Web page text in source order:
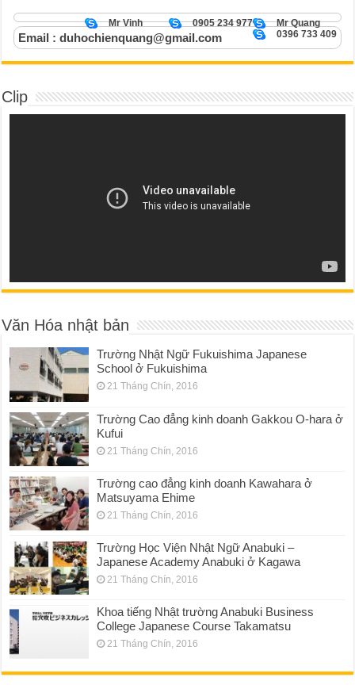
Mr Quang
0905 234 977
Mr Vinh
0396 733 409
Email : duhochienquang@gmail.com
Clip
Văn Hóa nhật bản
Trường Nhật Ngữ Fukuishima Japanese
School ở Fukuishima
21 Tháng Chín, 2016
Trường Cao đẳng kinh doanh Gakkou O-hara ở
Kufui
21 Tháng Chín, 2016
Trường cao đẳng kinh doanh Kawahara ở
Matsuyama Ehime
21 Tháng Chín, 2016
Trường Học Viện Nhật Ngữ Anabuki –
Japanese Academy Anabuki ở Kagawa
21 Tháng Chín, 2016
Khoa tiếng Nhật trường Anabuki Business
College Japanese Course Takamatsu
21 Tháng Chín, 2016